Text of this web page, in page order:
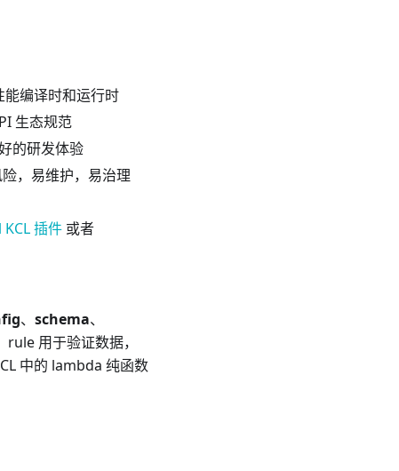
能编译时和运行时
生态规范
的研发体验
，易维护，易治理
插件 或者
、 schema、
用于验证数据，
中的 lambda 纯函数